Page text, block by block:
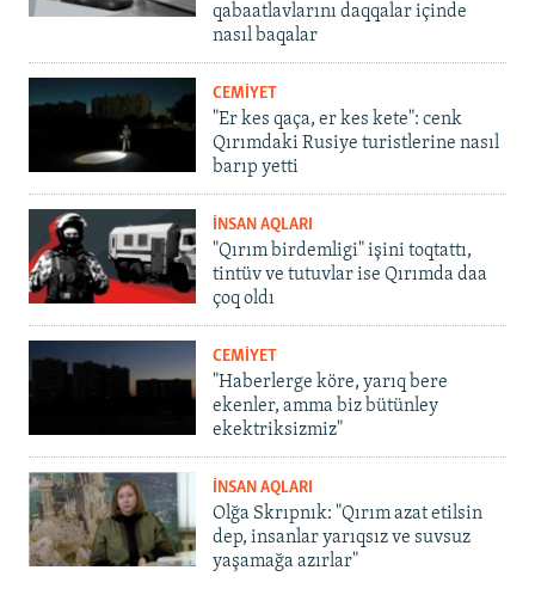
qabaatlavlarını daqqalar içinde
nasıl baqalar
CEMİYET
"Er kes qaça, er kes kete": cenk
Qırımdaki Rusiye turistlerine nasıl
barıp yetti
İNSAN AQLARI
"Qırım birdemligi" işini toqtattı,
tintüv ve tutuvlar ise Qırımda daa
çoq oldı
CEMİYET
"Haberlerge köre, yarıq bere
ekenler, amma biz bütünley
ekektriksizmiz"
İNSAN AQLARI
Olğa Skrıpnık: "Qırım azat etilsin
dep, insanlar yarıqsız ve suvsuz
yaşamağa azırlar"